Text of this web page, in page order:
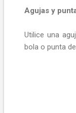
Agujas y
Utilice una
bola o punta